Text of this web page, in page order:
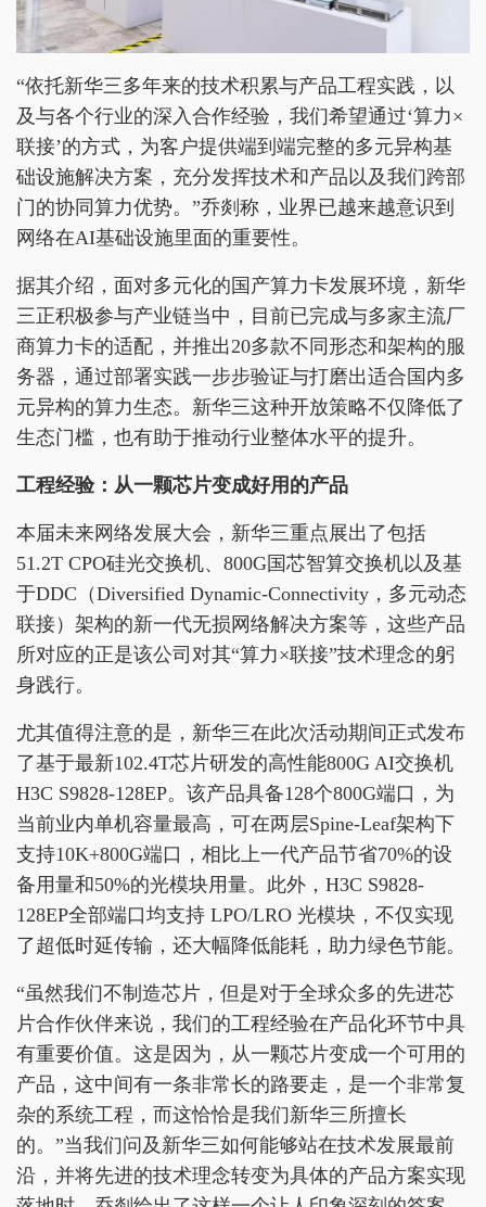
“依托新华三多年来的技术积累与产品工程实践，以
及与各个行业的深入合作经验，我们希望通过‘算力×
联接’的方式，为客户提供端到端完整的多元异构基
础设施解决方案，充分发挥技术和产品以及我们跨部
门的协同算力优势。”乔剡称，业界已越来越意识到
网络在AI基础设施里面的重要性。
据其介绍，面对多元化的国产算力卡发展环境，新华
三正积极参与产业链当中，目前已完成与多家主流厂
商算力卡的适配，并推出20多款不同形态和架构的服
务器，通过部署实践一步步验证与打磨出适合国内多
元异构的算力生态。新华三这种开放策略不仅降低了
生态门槛，也有助于推动行业整体水平的提升。
工程经验：从一颗芯片变成好用的产品
本届未来网络发展大会，新华三重点展出了包括
51.2T CPO硅光交换机、800G国芯智算交换机以及基
于DDC（Diversified Dynamic-Connectivity，多元动态
联接）架构的新一代无损网络解决方案等，这些产品
所对应的正是该公司对其“算力×联接”技术理念的躬
身践行。
尤其值得注意的是，新华三在此次活动期间正式发布
了基于最新102.4T芯片研发的高性能800G AI交换机
H3C S9828-128EP。该产品具备128个800G端口，为
当前业内单机容量最高，可在两层Spine-Leaf架构下
支持10K+800G端口，相比上一代产品节省70%的设
备用量和50%的光模块用量。此外，H3C S9828-
128EP全部端口均支持 LPO/LRO 光模块，不仅实现
了超低时延传输，还大幅降低能耗，助力绿色节能。
“虽然我们不制造芯片，但是对于全球众多的先进芯
片合作伙伴来说，我们的工程经验在产品化环节中具
有重要价值。这是因为，从一颗芯片变成一个可用的
产品，这中间有一条非常长的路要走，是一个非常复
杂的系统工程，而这恰恰是我们新华三所擅长
的。”当我们问及新华三如何能够站在技术发展最前
沿，并将先进的技术理念转变为具体的产品方案实现